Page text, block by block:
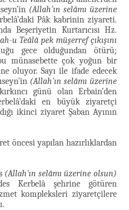
(Allah'ın selâmı üzerine
Pâk kabrinin ziyareti.
Beşeriyetin Kurtarıcısı Hz.
u Teâlâ pek müşerref çıkışını
gece olduğundan ötürü;
münasebette çok yoğun bir
oluyor. Sayı ile ifade edecek
(Allah'ın selâmı üzerine
günü olan Erbain’den
en büyük ziyaretçi
ikinci ziyaret Şaban Ayının
öncesi yapılan hazırlıklardan
(Allah'ın selâmı üzerine olsun)
Kerbelâ şehrine götüren
kompleksleri ziyaretçilere